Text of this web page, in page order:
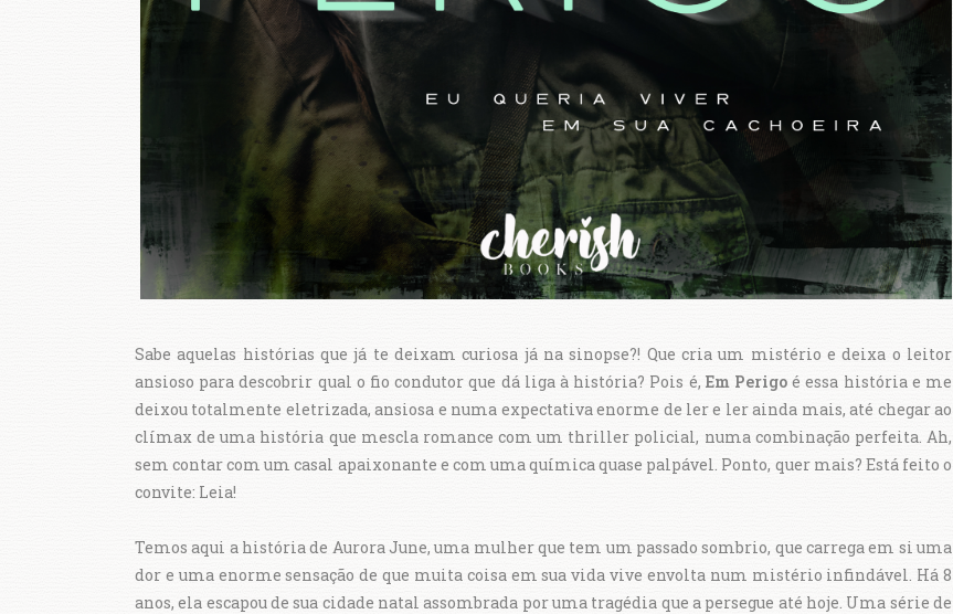
Sabe aquelas histórias que já te deixam curiosa já na sinopse?! Que cria um mistério e deixa o leitor
ansioso para descobrir qual o fio condutor que dá liga à história? Pois é, Em Perigo é essa história e me
deixou totalmente eletrizada, ansiosa e numa expectativa enorme de ler e ler ainda mais, até chegar ao
clímax de uma história que mescla romance com um thriller policial, numa combinação perfeita. Ah,
sem contar com um casal apaixonante e com uma química quase palpável. Ponto, quer mais? Está feito o
convite: Leia!
Temos aqui a história de Aurora June, uma mulher que tem um passado sombrio, que carrega em si uma
dor e uma enorme sensação de que muita coisa em sua vida vive envolta num mistério infindável. Há 8
anos, ela escapou de sua cidade natal assombrada por uma tragédia que a persegue até hoje. Uma série de